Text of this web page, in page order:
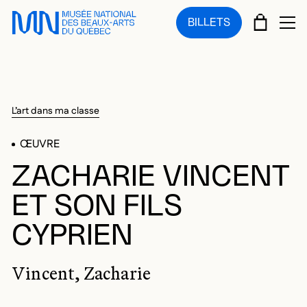
Sauter au menu principal
Sauter au contenu principal
Sauter au pied de page
BILLETS PANIER
L’art dans ma classe
ŒUVRE
ZACHARIE VINCENT
ET SON FILS
CYPRIEN
Vincent, Zacharie